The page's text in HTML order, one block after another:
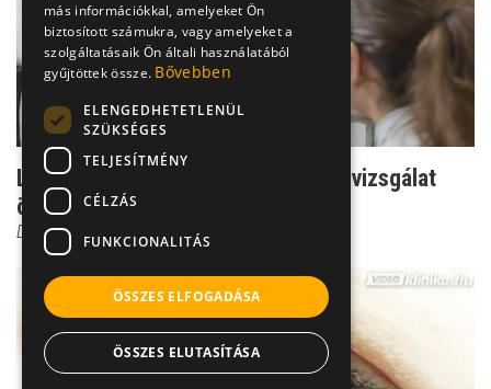
Látásvizsgálat: a komputeres szemvizsgálat
önmagában nem elé...
Dr. Kusnyerik Ákos
más információkkal, amelyeket Ön
biztosított számukra, vagy amelyeket a
szolgáltatásaik Ön általi használatából
gyűjtöttek össze. Bővebben
ELENGEDHETETLENÜL
SZÜKSÉGES
TELJESÍTMÉNY
CÉLZÁS
FUNKCIONALITÁS
ÖSSZES ELFOGADÁSA
ÖSSZES ELUTASÍTÁSA